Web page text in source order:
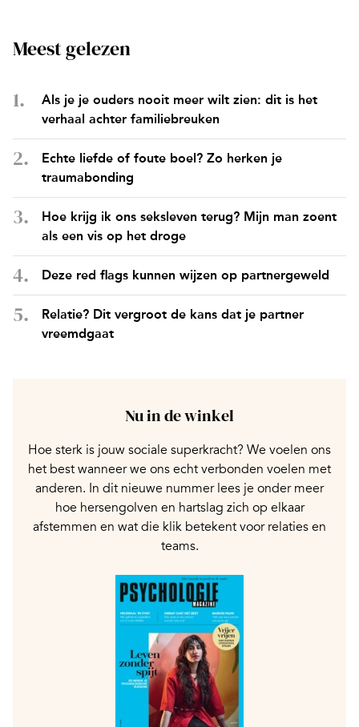
Meest gelezen
Als je je ouders nooit meer wilt zien: dit is het
verhaal achter familiebreuken
Echte liefde of foute boel? Zo herken je
traumabonding
Hoe krijg ik ons seksleven terug? Mijn man zoent
als een vis op het droge
Deze red flags kunnen wijzen op partnergeweld
Relatie? Dit vergroot de kans dat je partner
vreemdgaat
Nu in de winkel
Hoe sterk is jouw sociale superkracht? We voelen ons
het best wanneer we ons echt verbonden voelen met
anderen. In dit nieuwe nummer lees je onder meer
hoe hersengolven en hartslag zich op elkaar
afstemmen en wat die klik betekent voor relaties en
teams.